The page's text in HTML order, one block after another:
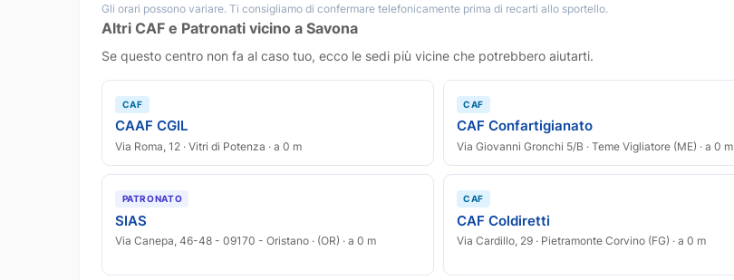
Gli orari possono variare. Ti consigliamo di confermare telefonicamente prima di recarti allo sportello.
Altri CAF e Patronati vicino a Savona
Se questo centro non fa al caso tuo, ecco le sedi più vicine che potrebbero aiutarti.
CAF
CAAF CGIL
Via Roma, 12 · Vitri di Potenza · a 0 m
CAF
CAF Confartigianato
Via Giovanni Gronchi 5/B · Teme Vigliatore (ME) · a 0 m
PATRONATO
SIAS
Via Canepa, 46-48 - 09170 - Oristano · (OR) · a 0 m
CAF
CAF Coldiretti
Via Cardillo, 29 · Pietramonte Corvino (FG) · a 0 m